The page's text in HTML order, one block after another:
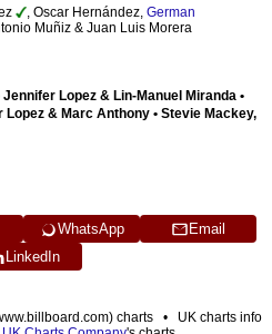
, Oscar Hernández, German
Muñiz & Juan Luis Morera
Lopez & Lin-Manuel Miranda •
& Marc Anthony • Stevie Mackey,
WhatsApp
Email
LinkedIn
charts • UK charts info